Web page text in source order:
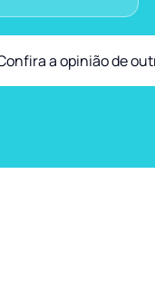
a opinião de